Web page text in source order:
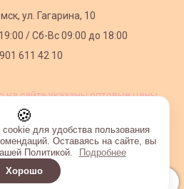
ул. Гагарина, 10
/Сб-Вс 09:00 до 18:00
611 42 10
на сайте указаны оптовые цены,
создан на InSales
🍪
для удобства пользования
Оставаясь на сайте, вы
Политикой.
Подробнее
Хорошо